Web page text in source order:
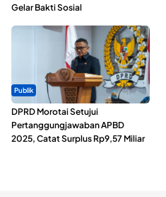
Gelar Bakti Sosial
Publik
DPRD Morotai Setujui
Pertanggungjawaban APBD
2025, Catat Surplus Rp9,57 Miliar